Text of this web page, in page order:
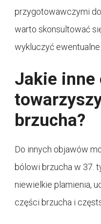
przygotowawczymi
warto skonsultować
wykluczyć
Jakie inne
brzucha?
Do innych objawów
bólowi brzucha w 37.
niewielkie plamienia,
części brzucha i